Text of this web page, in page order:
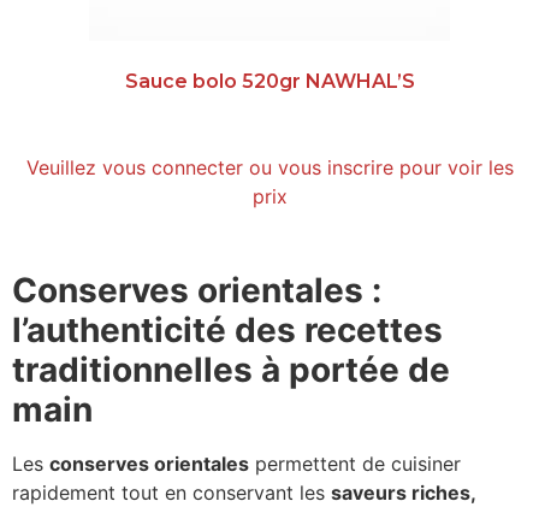
Sauce bolo 520gr NAWHAL’S
Veuillez vous connecter ou vous inscrire pour voir les
prix
Conserves orientales :
l’authenticité des recettes
traditionnelles à portée de
main
Les conserves orientales permettent de cuisiner
rapidement tout en conservant les saveurs riches,